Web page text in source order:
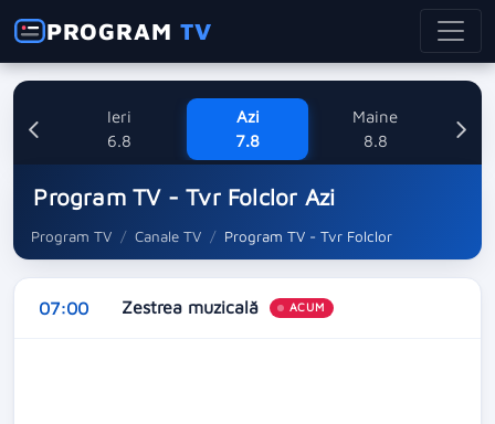
PROGRAMTV
Ieri
6.8
Azi
7.8
Maine
8.8
Program TV - Tvr Folclor Azi
Program TV Canale TV Program TV - Tvr Folclor
07:00 Zestrea muzicală ACUM